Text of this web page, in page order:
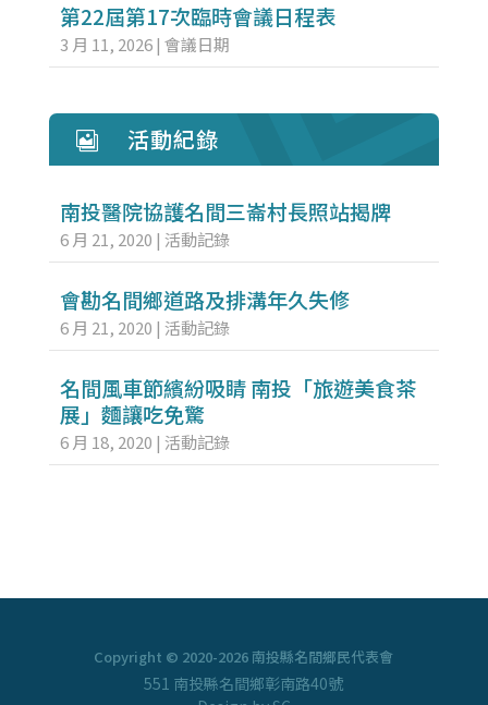
第22屆第17次臨時會議日程表
3 月 11, 2026| 會議日期
 活動紀錄
南投醫院協護名間三崙村長照站揭牌
6 月 21, 2020 | 活動記錄
會勘名間鄉道路及排溝年久失修
6 月 21, 2020 | 活動記錄
名間風車節繽紛吸睛 南投「旅遊美食茶
展」麵讓吃免驚
6 月 18, 2020 | 活動記錄
Copyright © 2020-2026 南投縣名間鄉民代表會
551 南投縣名間鄉彰南路40號